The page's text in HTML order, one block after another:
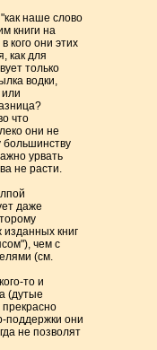
наше слово
книги на
кого они этих
как для
только
водки,
что
они не
большинству
урвать
не расти.
даже
книг
чем с
(см.
то и
(дутые
прекрасно
поддержки они
не позволят